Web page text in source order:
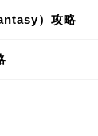
）攻略